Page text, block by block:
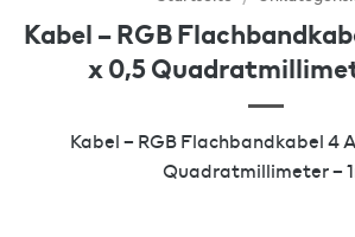
Kabel – RGB
x 0,5
Kabel – RGB Flachbandkabel 4
Quadratmillimeter –